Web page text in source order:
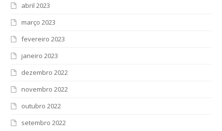
abril 2023
março 2023
fevereiro 2023
janeiro 2023
dezembro 2022
novembro 2022
outubro 2022
setembro 2022